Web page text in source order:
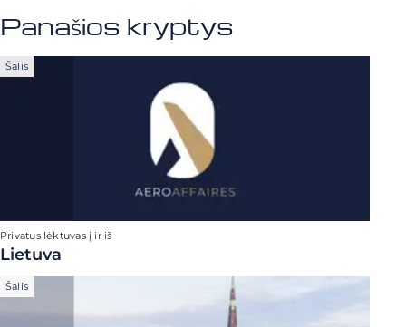
Panašios kryptys
Šalis
Privatus lėktuvas į ir iš
Lietuva
Šalis